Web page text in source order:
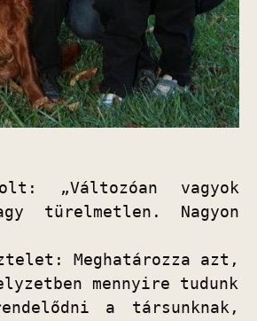
„Változóan vagyok
türelmetlen. Nagyon
Meghatározza azt,
mennyire tudunk
a társunknak,